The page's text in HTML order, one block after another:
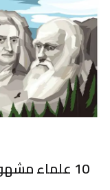
10 علماء مشهورين وإنجازاتهم